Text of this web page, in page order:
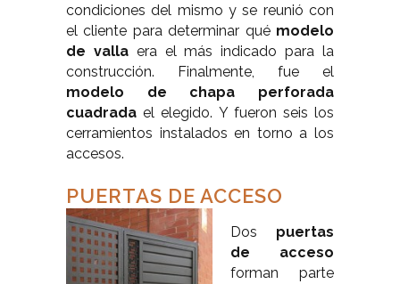
condiciones del mismo y se reunió con
el cliente para determinar qué modelo
de vallaera el más indicado para la
construcción. Finalmente, fue el
modelo de chapa perforada
cuadrada el elegido. Y fueron seis los
cerramientos instalados en torno a los
accesos.
PUERTAS DE ACCESO
Dos puertas
de acceso
forman parte